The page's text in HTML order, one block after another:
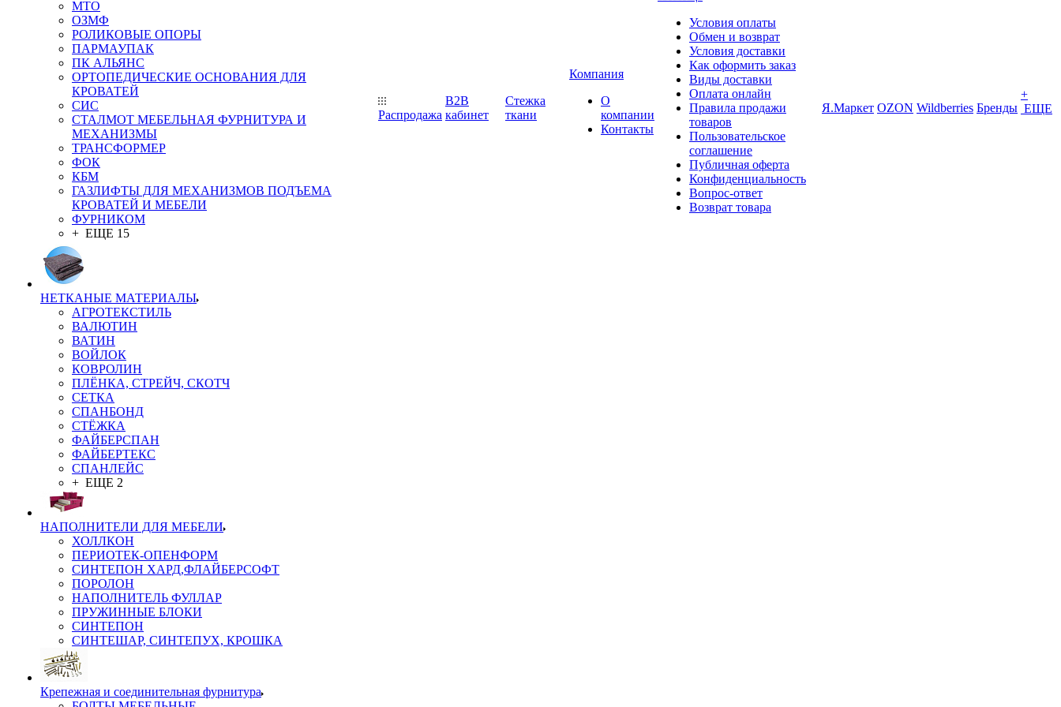
MTO
ОЗМФ
РОЛИКОВЫЕ ОПОРЫ
ПАРМАУПАК
ПК АЛЬЯНС
ОРТОПЕДИЧЕСКИЕ ОСНОВАНИЯ ДЛЯ
КРОВАТЕЙ
СИС
СТАЛМОТ МЕБЕЛЬНАЯ ФУРНИТУРА И
МЕХАНИЗМЫ
ТРАНСФОРМЕР
ФОК
КБМ
ГАЗЛИФТЫ ДЛЯ МЕХАНИЗМОВ ПОДЪЕМА
КРОВАТЕЙ И МЕБЕЛИ
ФУРНИКОМ
+ ЕЩЕ 15
НЕТКАНЫЕ МАТЕРИАЛЫ
АГРОТЕКСТИЛЬ
ВАЛЮТИН
ВАТИН
ВОЙЛОК
КОВРОЛИН
ПЛЁНКА, СТРЕЙЧ, СКОТЧ
СЕТКА
СПАНБОНД
СТЁЖКА
ФАЙБЕРСПАН
ФАЙБЕРТЕКС
СПАНЛЕЙС
+ ЕЩЕ 2
НАПОЛНИТЕЛИ ДЛЯ МЕБЕЛИ
ХОЛЛКОН
ПЕРИОТЕК-ОПЕНФОРМ
СИНТЕПОН ХАРД,ФЛАЙБЕРСОФТ
ПОРОЛОН
НАПОЛНИТЕЛЬ ФУЛЛАР
ПРУЖИННЫЕ БЛОКИ
СИНТЕПОН
СИНТЕШАР, СИНТЕПУХ, КРОШКА
Крепежная и соединительная фурнитура
Распродажа
B2B
кабинет
Стежка
ткани
Компания
О
компании
Контакты
Условия оплаты
Обмен и возврат
Условия доставки
Как оформить заказ
Виды доставки
Оплата онлайн
Правила продажи
товаров
Пользовательское
соглашение
Публичная оферта
Конфиденциальность
Вопрос-ответ
Возврат товара
Я.Маркет OZON Wildberries Бренды
+
ЕЩЕ